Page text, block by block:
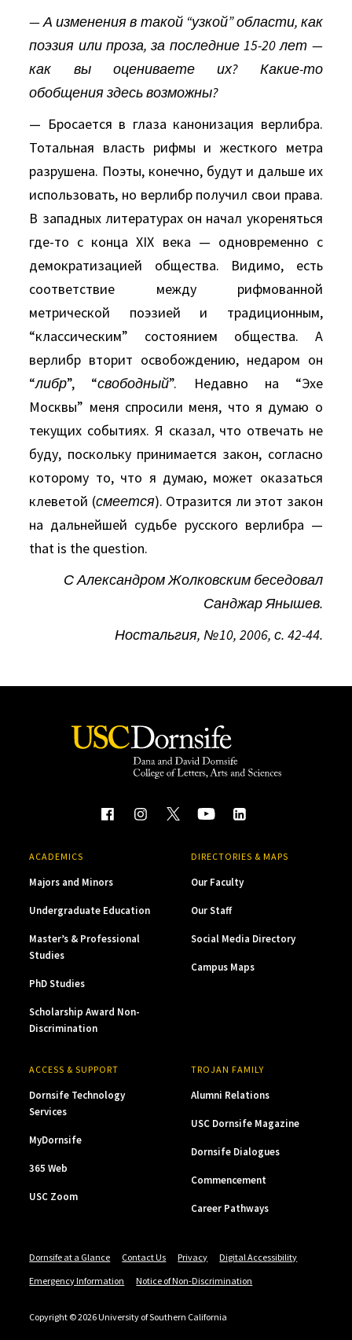
— А изменения в такой “узкой” области, как
поэзия или проза, за последние 15-20 лет —
как вы оцениваете их? Какие-то
обобщения здесь возможны?
— Бросается в глаза канонизация верлибра.
Тотальная власть рифмы и жесткого метра
разрушена. Поэты, конечно, будут и дальше их
использовать, но верлибр получил свои права.
В западных литературах он начал укореняться
где-то с конца XIX века — одновременно с
демократизацией общества. Видимо, есть
соответствие между рифмованной
метрической поэзией и традиционным,
“классическим” состоянием общества. А
верлибр вторит освобождению, недаром он
“либр”, “свободный”. Недавно на “Эхе
Москвы” меня спросили меня, что я думаю о
текущих событиях. Я сказал, что отвечать не
буду, поскольку принимается закон, согласно
которому то, что я думаю, может оказаться
клеветой (смеется). Отразится ли этот закон
на дальнейшей судьбе русского верлибра —
that is the question.
С Александром Жолковским беседовал
Санджар Янышев.
Ностальгия, №10, 2006, с. 42-44.
ACADEMICS
Majors and Minors
Undergraduate Education
Master’s & Professional
Studies
PhD Studies
Scholarship Award Non-
Discrimination
DIRECTORIES & MAPS
Our Faculty
Our Staff
Social Media Directory
Campus Maps
ACCESS & SUPPORT
Dornsife Technology
Services
MyDornsife
365 Web
USC Zoom
TROJAN FAMILY
Alumni Relations
USC Dornsife Magazine
Dornsife Dialogues
Commencement
Career Pathways
Dornsife at a Glance Contact Us Privacy
Digital Accessibility
Emergency Information
Notice of Non-Discrimination
Copyright © 2026 University of Southern California